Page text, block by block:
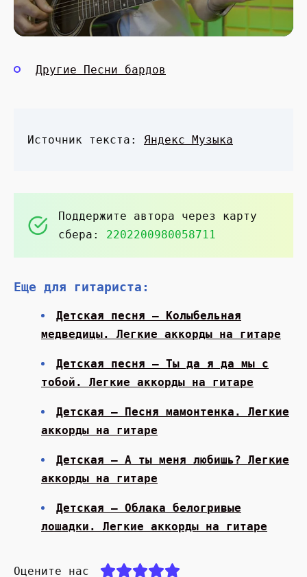
Другие Песни бардов
Источник текста: Яндекс Музыка
Поддержите автора через карту
сбера: 2202200980058711
Еще для гитариста:
Детская песня — Колыбельная
медведицы. Легкие аккорды на гитаре
Детская песня — Ты да я да мы с
тобой. Легкие аккорды на гитаре
Детская — Песня мамонтенка. Легкие
аккорды на гитаре
Детская — А ты меня любишь? Легкие
аккорды на гитаре
Детская — Облака белогривые
лошадки. Легкие аккорды на гитаре
Оцените нас